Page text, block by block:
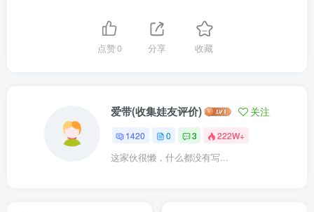
点赞0 分享 收藏
爱带(收集娃友评价) 关注
1420 0 3 222W+
这家伙很懒，什么都没有写...